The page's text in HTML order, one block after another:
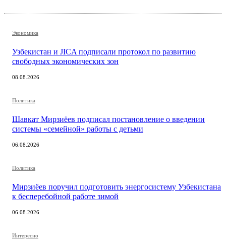
Экономика
Узбекистан и JICA подписали протокол по развитию
свободных экономических зон
08.08.2026
Политика
Шавкат Мирзиёев подписал постановление о введении
системы «семейной» работы с детьми
06.08.2026
Политика
Мирзиёев поручил подготовить энергосистему Узбекистана
к бесперебойной работе зимой
06.08.2026
Интересно